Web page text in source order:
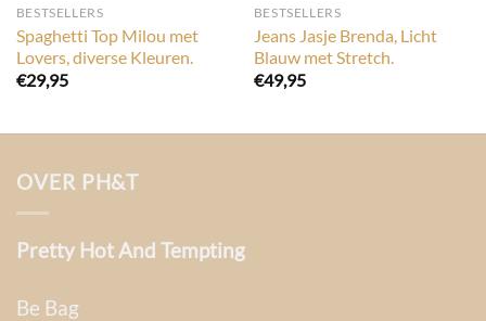
BESTSELLERS
Spaghetti Top Milou met
Lovers, diverse Kleuren.
€29,95
BESTSELLERS
Jeans Jasje Brenda, Licht
Blauw met Stretch.
€49,95
OVER PH&T
Pretty Hot And Tempting
Be Bag